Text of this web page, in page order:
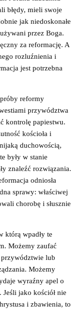
błędy, mieli swoje
jak niedoskonałe
przez Boga.
za reformację. A
rozluźnienia i
jest potrzebna
reformy
przywództwa
kontrolę papiestwu.
kościoła i
duchowością,
były w stanie
znaleźć rozwiązania.
odniosła
sprawy: właściwej
chorobę i słusznie
którą wpadły te
Możemy zaufać
lub
Możemy
wyraźny apel o
jako kościół nie
i zbawienia, to